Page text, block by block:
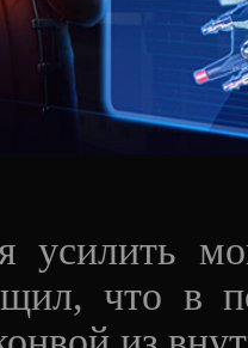
усилить
что в